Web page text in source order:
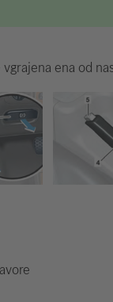
ena od